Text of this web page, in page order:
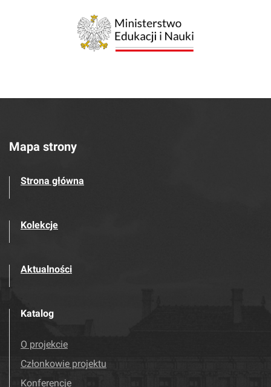
Mapa strony
Strona główna
Kolekcje
Aktualności
Katalog
O projekcie
Członkowie projektu
Konferencje